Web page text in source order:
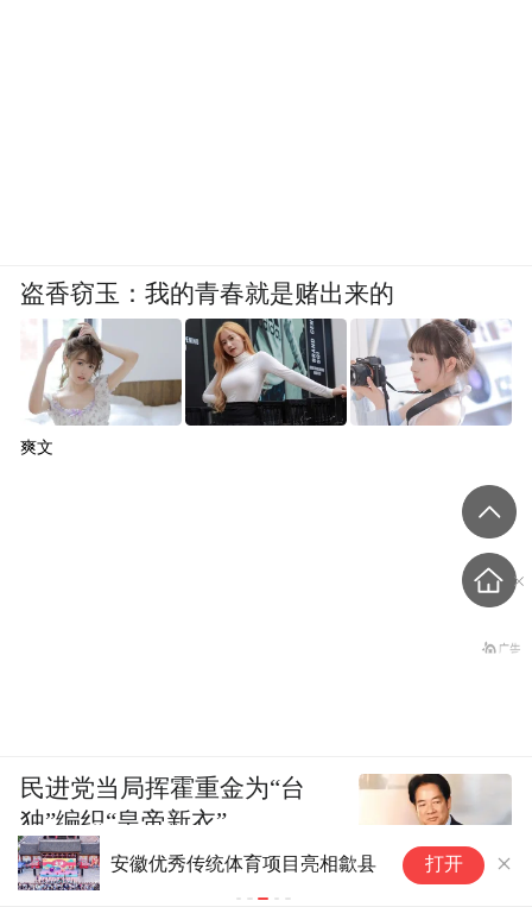
安徽优秀传统体育项目亮相歙县
伊朗：与阿
重开海峡
打开
盗香窃玉：我的青春就是赌出来的
爽文
民进党当局挥霍重金为“台
独”编织“皇帝新衣”